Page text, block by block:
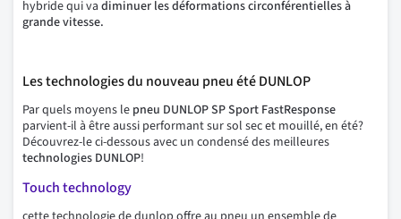
hybride qui va diminuer les déformations circonférentielles à
grande vitesse.
Les technologies du nouveau pneu été DUNLOP
Par quels moyens le pneu DUNLOP SP Sport FastResponse
parvient-il à être aussi performant sur sol sec et mouillé, en été?
Découvrez-le ci-dessous avec un condensé des meilleures
technologies DUNLOP!
Touch technology